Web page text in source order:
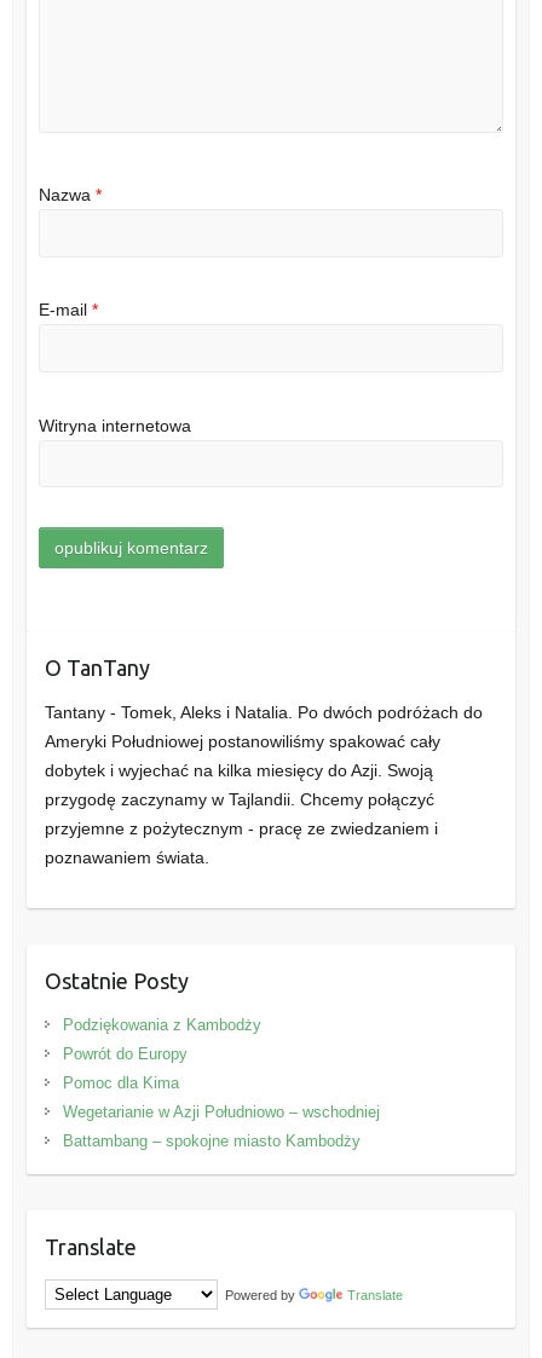
Nazwa *
E-mail *
Witryna internetowa
O TanTany
Tantany - Tomek, Aleks i Natalia. Po dwóch podróżach do
Ameryki Południowej postanowiliśmy spakować cały
dobytek i wyjechać na kilka miesięcy do Azji. Swoją
przygodę zaczynamy w Tajlandii. Chcemy połączyć
przyjemne z pożytecznym - pracę ze zwiedzaniem i
poznawaniem świata.
Ostatnie Posty
Podziękowania z Kambodży
Powrót do Europy
Pomoc dla Kima
Wegetarianie w Azji Południowo – wschodniej
Battambang – spokojne miasto Kambodży
Translate
Powered by Translate